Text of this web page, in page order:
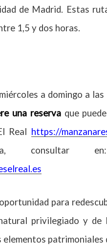
de Madrid. Estas
1,5 y dos horas.
a domingo a
una reservaque
Real https://
consultar
para
privilegiado y de
patrimoniales